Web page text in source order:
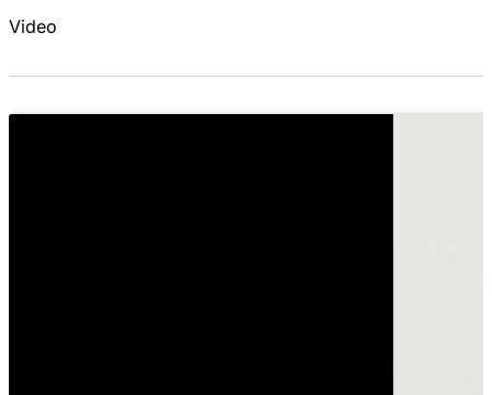
Video